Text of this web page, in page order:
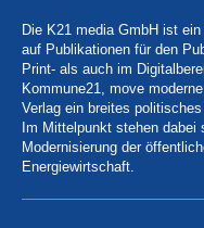
Die K21 media GmbH ist
auf Publikationen für den
Print- als auch im
Kommune21, move
Verlag ein breites
Im Mittelpunkt stehen dabei
Modernisierung der
Energiewirtschaft.